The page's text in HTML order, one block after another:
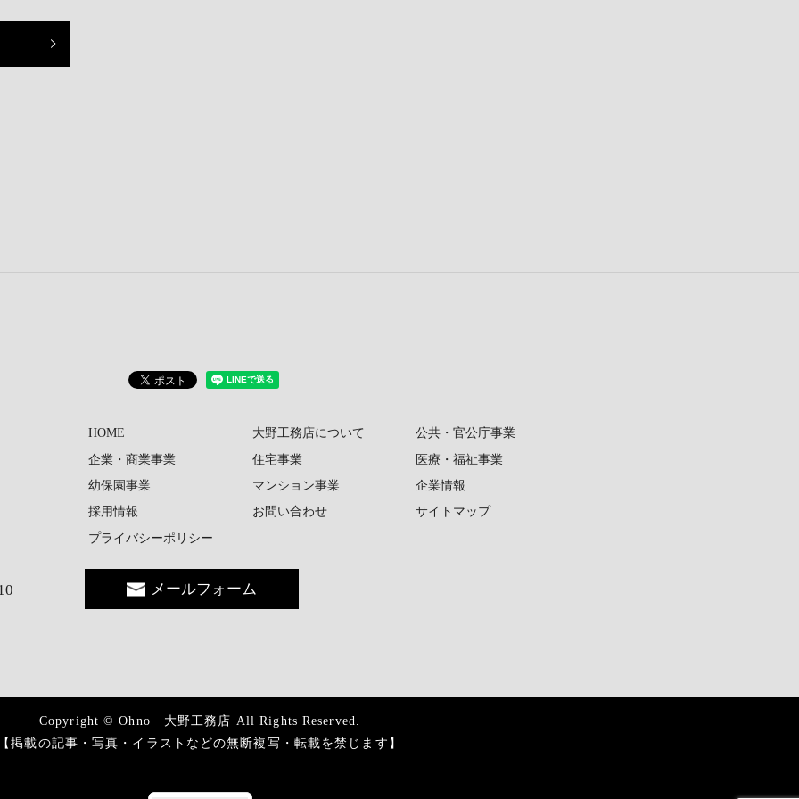
HOME 大野工務店について
公共・官公庁事業
企業・商業事業
住宅事業
医療・福祉事業
幼保園事業
マンション事業
企業情報
採用情報
お問い合わせ
サイトマップ
プライバシーポリシー
メールフォーム
Copyright © Ohno 大野工務店 All Rights Reserved.
【掲載の記事・写真・イラストなどの無断複写・転載を禁じます】